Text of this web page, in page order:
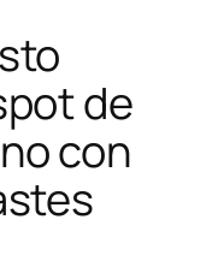
de
con